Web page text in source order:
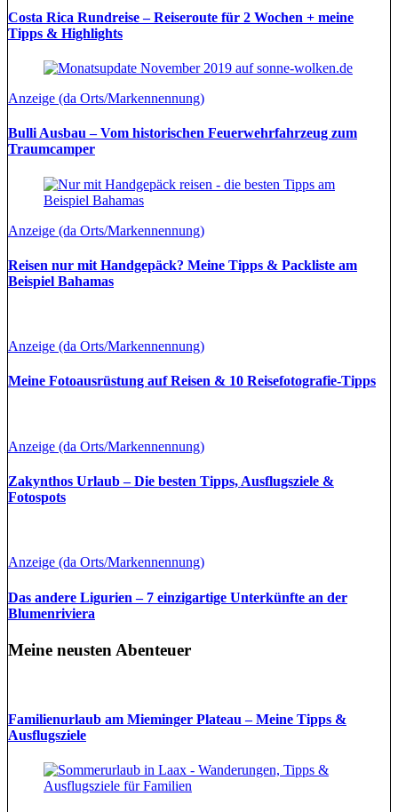
Costa Rica Rundreise – Reiseroute für 2 Wochen + meine
Tipps & Highlights
Anzeige (da Orts/Markennennung)
Bulli Ausbau – Vom historischen Feuerwehrfahrzeug zum
Traumcamper
Anzeige (da Orts/Markennennung)
Reisen nur mit Handgepäck? Meine Tipps & Packliste am
Beispiel Bahamas
Anzeige (da Orts/Markennennung)
Meine Fotoausrüstung auf Reisen & 10 Reisefotografie-Tipps
Anzeige (da Orts/Markennennung)
Zakynthos Urlaub – Die besten Tipps, Ausflugsziele &
Fotospots
Anzeige (da Orts/Markennennung)
Das andere Ligurien – 7 einzigartige Unterkünfte an der
Blumenriviera
Meine neusten Abenteuer
Familienurlaub am Mieminger Plateau – Meine Tipps &
Ausflugsziele